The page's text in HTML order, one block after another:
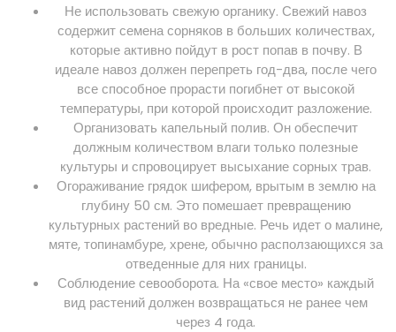
Не использовать свежую органику. Свежий навоз
содержит семена сорняков в больших количествах,
которые активно пойдут в рост попав в почву. В
идеале навоз должен перепреть год-два, после чего
все способное прорасти погибнет от высокой
температуры, при которой происходит разложение.
Организовать капельный полив. Он обеспечит
должным количеством влаги только полезные
культуры и спровоцирует высыхание сорных трав.
Огораживание грядок шифером, врытым в землю на
глубину 50 см. Это помешает превращению
культурных растений во вредные. Речь идет о малине,
мяте, топинамбуре, хрене, обычно расползающихся за
отведенные для них границы.
Соблюдение севооборота. На «свое место» каждый
вид растений должен возвращаться не ранее чем
через 4 года.